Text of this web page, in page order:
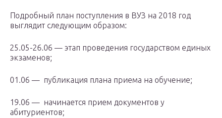
Подробный план поступления в ВУЗ на 2018 год
выглядит следующим образом:
25.05-26.06 — этап проведения государством единых
экзаменов;
01.06 — публикация плана приема на обучение;
19.06 — начинается прием документов у
абитуриентов;